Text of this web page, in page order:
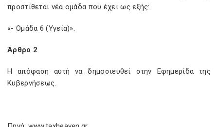
προστίθεται νέα ομάδα που έχει ως εξής:
«- Ομάδα 6 (Υγεία)».
Άρθρο 2
Η απόφαση αυτή να δημοσιευθεί στην Εφημερίδα της
Κυβερνήσεως.